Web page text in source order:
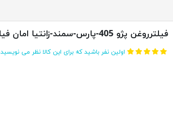
فیلترروغن پژو 405-پارس-سمند-زانتیا امان فیلتر / 30
اولین نفر باشید که برای این کالا نظر می نویسید